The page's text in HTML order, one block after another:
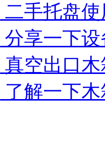
二手托盘
分享一下
真空出口
了解一下